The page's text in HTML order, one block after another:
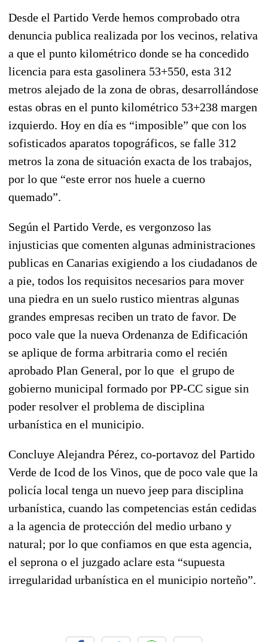
Desde el Partido Verde hemos comprobado otra
denuncia publica realizada por los vecinos, relativa
a que el punto kilométrico donde se ha concedido
licencia para esta gasolinera 53+550, esta 312
metros alejado de la zona de obras, desarrollándose
estas obras en el punto kilométrico 53+238 margen
izquierdo. Hoy en día es “imposible” que con los
sofisticados aparatos topográficos, se falle 312
metros la zona de situación exacta de los trabajos,
por lo que “este error nos huele a cuerno
quemado”.
Según el Partido Verde, es vergonzoso las
injusticias que comenten algunas administraciones
publicas en Canarias exigiendo a los ciudadanos de
a pie, todos los requisitos necesarios para mover
una piedra en un suelo rustico mientras algunas
grandes empresas reciben un trato de favor. De
poco vale que la nueva Ordenanza de Edificación
se aplique de forma arbitraria como el recién
aprobado Plan General, por lo que el grupo de
gobierno municipal formado por PP-CC sigue sin
poder resolver el problema de disciplina
urbanística en el municipio.
Concluye Alejandra Pérez, co-portavoz del Partido
Verde de Icod de los Vinos, que de poco vale que la
policía local tenga un nuevo jeep para disciplina
urbanística, cuando las competencias están cedidas
a la agencia de protección del medio urbano y
natural; por lo que confiamos en que esta agencia,
el seprona o el juzgado aclare esta “supuesta
irregularidad urbanística en el municipio norteño”.